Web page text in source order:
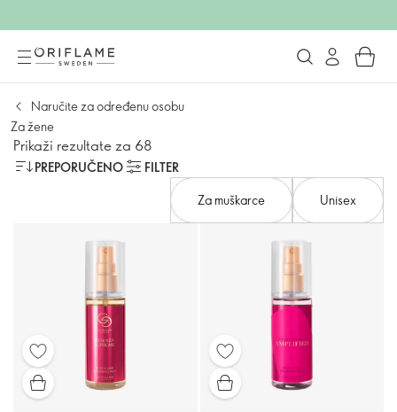
Naručite za određenu osobu
Za žene
Prikaži rezultate za 68
PREPORUČENO
FILTER
Za muškarce
Unisex